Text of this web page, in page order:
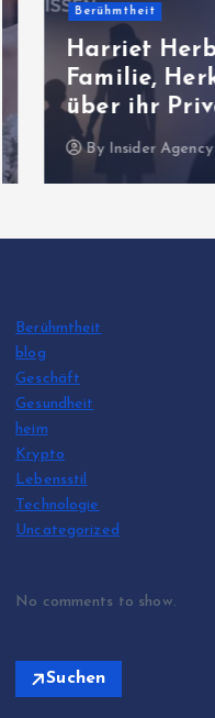
Berühmtheit
Harriet
Familie,
über ihr
ByInsider Agency
Berühmtheit
blog
Geschäft
Gesundheit
heim
Krypto
Lebensstil
Technologie
Uncategorized
No comments to show.
Suchen